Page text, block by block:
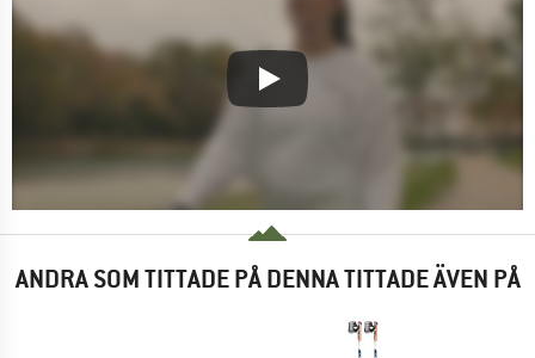
ANDRA SOM TITTADE PÅ DENNA TITTADE ÄVEN PÅ